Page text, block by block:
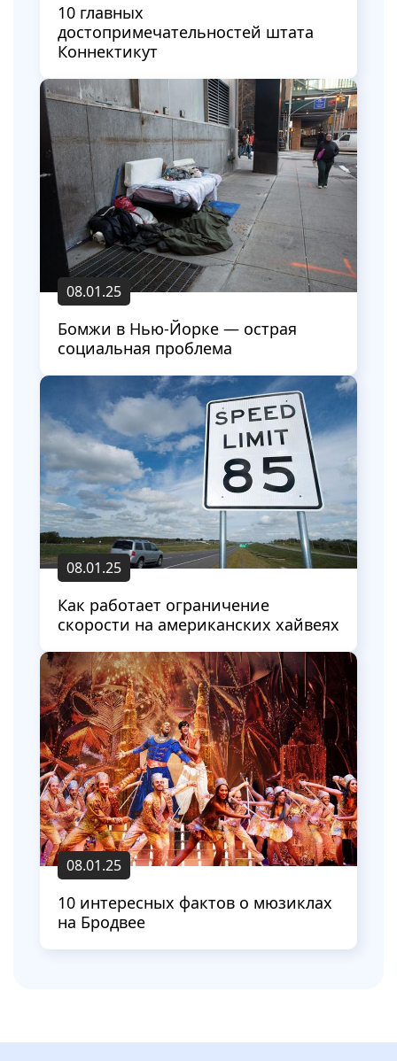
10 главных
достопримечательностей штата
Коннектикут
08.01.25
Бомжи в Нью-Йорке — острая
социальная проблема
08.01.25
Как работает ограничение
скорости на американских хайвеях
08.01.25
10 интересных фактов о мюзиклах
на Бродвее